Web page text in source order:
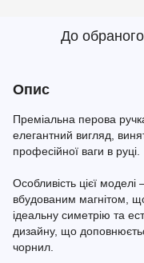
До обраного
Опис
Преміальна перова
елегантний вигляд,
професійної ваги в руці.
Особливість цієї
вбудованим магнітом,
ідеальну симетрію та
дизайну, що
чорнил.